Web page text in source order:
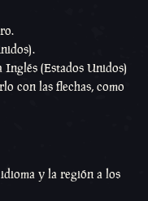
(Estados Unidos)
con las flechas, como
y la región a los